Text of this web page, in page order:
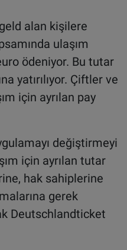
alan kişilere
ulaşım
ödeniyor. Bu tutar
yatırılıyor. Çiftler ve
için ayrılan pay
değiştirmeyi
için ayrılan tutar
hak sahiplerine
gerek
Deutschlandticket